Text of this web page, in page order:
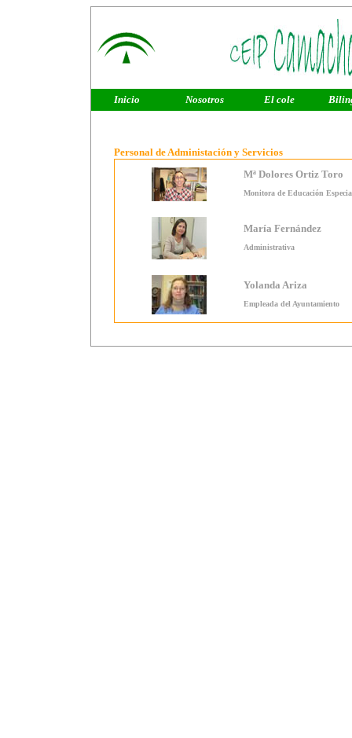
Inicio Nosotros El cole
Personal de Administación y Servicios
Mª Dolores Ortiz Toro
Monitora de Educación
María Fernández
Administrativa
Yolanda Ariza
Empleada del Ayuntamiento